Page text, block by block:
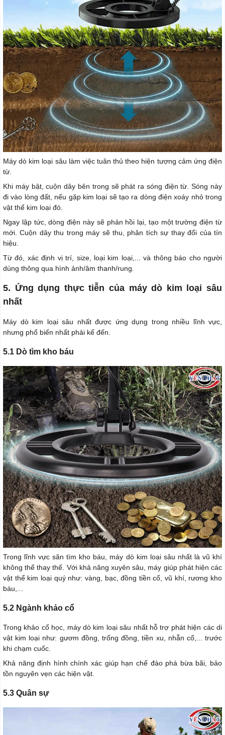
Máy dò kim loại sâu làm việc tuân thủ theo hiện tượng cảm ứng điện
từ.
Khi máy bật, cuộn dây bên trong sẽ phát ra sóng điện từ. Sóng này
đi vào lòng đất, nếu gặp kim loại sẽ tạo ra dòng điện xoáy nhỏ trong
vật thể kim loại đó.
Ngay lập tức, dòng điện này sẽ phản hồi lại, tạo một trường điện từ
mới. Cuộn dây thu trong máy sẽ thu, phân tích sự thay đổi của tín
hiệu.
Từ đó, xác định vị trí, size, loại kim loại,... và thông báo cho người
dùng thông qua hình ảnh/âm thanh/rung.
5. Ứng dụng thực tiễn của máy dò kim loại sâu
nhất
Máy dò kim loại sâu nhất được ứng dụng trong nhiều lĩnh vực,
nhưng phổ biến nhất phải kể đến.
5.1 Dò tìm kho báu
Trong lĩnh vực săn tìm kho báu, máy dò kim loại sâu nhất là vũ khí
không thể thay thế. Với khả năng xuyên sâu, máy giúp phát hiện các
vật thể kim loại quý như: vàng, bạc, đồng tiền cổ, vũ khí, rương kho
báu,...
5.2 Ngành khảo cổ
Trong khảo cổ học, máy dò kim loại sâu nhất hỗ trợ phát hiện các di
vật kim loại như: gươm đồng, trống đồng, tiền xu, nhẫn cổ,... trước
khi chạm cuốc.
Khả năng định hình chính xác giúp hạn chế đào phá bừa bãi, bảo
tồn nguyên vẹn các hiện vật.
5.3 Quân sự